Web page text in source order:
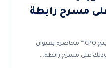
مسرح رابطة
قدّمت أكاديمية تأهيل محترفين الكوتشينج CPQ™ محاضرة بعنوان
وذلك على مسرح رابطة…